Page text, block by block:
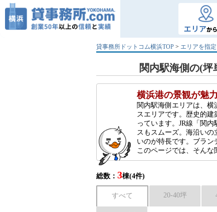
エリアか
貸事務所ドットコム横浜TOP > エリアを指定
関内駅海側の(坪
横浜港の景観が魅
関内駅海側エリアは、
スエリアです。歴史的
っています。JR線「関
スもスムーズ。海沿い
いのが特長です。ブラン
このページでは、そんな
総数： 3棟(4件)
すべて 20-40坪